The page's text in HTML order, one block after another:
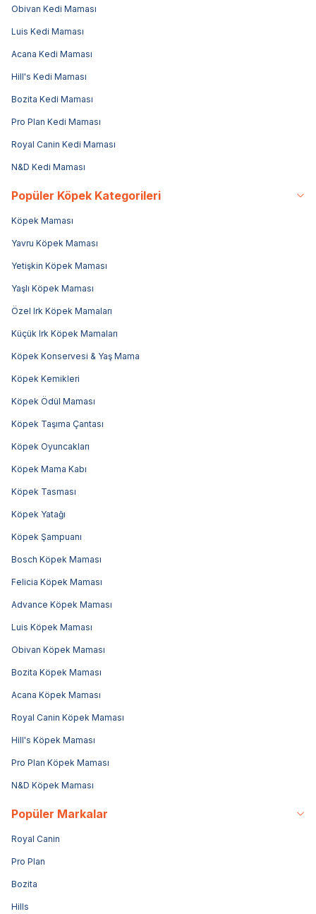
Obivan Kedi Maması
Luis Kedi Maması
Acana Kedi Maması
Hill's Kedi Maması
Bozita Kedi Maması
Pro Plan Kedi Maması
Royal Canin Kedi Maması
N&D Kedi Maması
Popüler Köpek Kategorileri
Köpek Maması
Yavru Köpek Maması
Yetişkin Köpek Maması
Yaşlı Köpek Maması
Özel Irk Köpek Mamaları
Küçük Irk Köpek Mamaları
Köpek Konservesi & Yaş Mama
Köpek Kemikleri
Köpek Ödül Maması
Köpek Taşıma Çantası
Köpek Oyuncakları
Köpek Mama Kabı
Köpek Tasması
Köpek Yatağı
Köpek Şampuanı
Bosch Köpek Maması
Felicia Köpek Maması
Advance Köpek Maması
Luis Köpek Maması
Obivan Köpek Maması
Bozita Köpek Maması
Acana Köpek Maması
Royal Canin Köpek Maması
Hill's Köpek Maması
Pro Plan Köpek Maması
N&D Köpek Maması
Popüler Markalar
Royal Canin
Pro Plan
Bozita
Hills